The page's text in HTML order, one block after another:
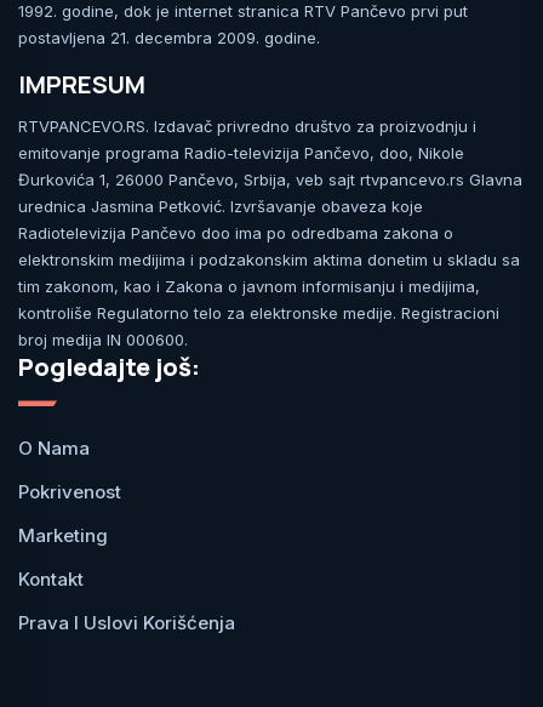
1992. godine, dok je internet stranica RTV Pančevo prvi put
postavljena 21. decembra 2009. godine.
IMPRESUM
RTVPANCEVO.RS. Izdavač privredno društvo za proizvodnju i
emitovanje programa Radio-televizija Pančevo, doo, Nikole
Đurkovića 1, 26000 Pančevo, Srbija, veb sajt rtvpancevo.rs Glavna
urednica Jasmina Petković. Izvršavanje obaveza koje
Radiotelevizija Pančevo doo ima po odredbama zakona o
elektronskim medijima i podzakonskim aktima donetim u skladu sa
tim zakonom, kao i Zakona o javnom informisanju i medijima,
kontroliše Regulatorno telo za elektronske medije. Registracioni
broj medija IN 000600.
Pogledajte još:
O Nama
Pokrivenost
Marketing
Kontakt
Prava I Uslovi Korišćenja